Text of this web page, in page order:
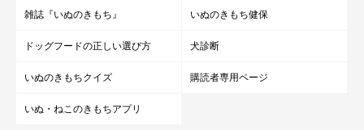
雑誌『いぬのきもち』 いぬのきもち健保
ドッグフードの正しい選び方 犬診断
いぬのきもちクイズ 購読者専用ページ
いぬ・ねこのきもちアプリ